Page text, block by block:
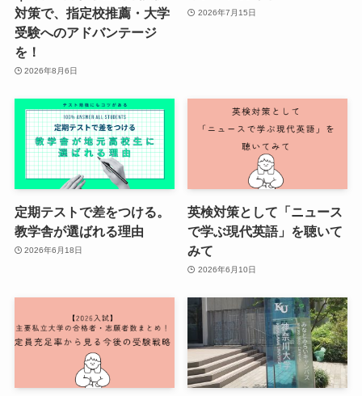
対策で、指定校推薦・大学
受験へのアドバンテージ
を！
2026年8月6日
2026年7月15日
定期テストで差をつける。
教学舎が選ばれる理由
2026年6月18日
英検対策として「ニュース
で学ぶ現代英語」を聴いて
みて
2026年6月10日